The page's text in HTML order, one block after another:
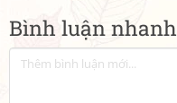
Bình luận nhanh